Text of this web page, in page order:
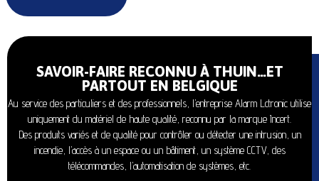
SAVOIR-FAIRE RECONNU À THUIN…ET
PARTOUT EN BELGIQUE
Au service des particuliers et des professionnels, l’entreprise Alarm Lctronic utilise
uniquement du matériel de haute qualité, reconnu par la marque Incert.
Des produits variés et de qualité pour contrôler ou détecter une intrusion, un
incendie, l’accès à un espace ou un bâtiment, un système CCTV, des
télécommandes, l’automatisation de systèmes, etc.